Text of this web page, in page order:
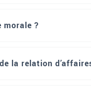
morale ?
la relation